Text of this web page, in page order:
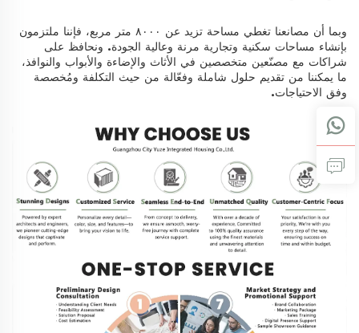
وبما أن مصانعنا تغطي مساحة تزيد عن ٨٠٠٠ متر مربع، فإننا ملتزمون
بإنشاء مساحات سكنية وتجارية مرنة وعالية الجودة. ونحافظ على
شراكات مع مصنّعين متخصصين في الأثاث والإضاءة والأبواب والنوافذ،
ما يمكننا من تقديم حلول شاملة وفعّالة من حيث التكلفة ومُخصصة
وفق الاحتياجات.